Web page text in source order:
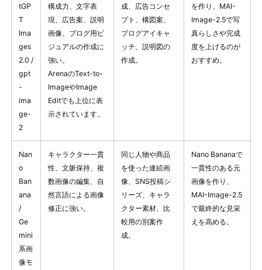
tGP
T
Ima
ges
2.0 /
gpt
-
ima
ge-
2
構成力、文字表
現、広告案、説明
画像、ブログ用ビ
ジュアルの作成に
強い。
ArenaのText-to-
ImageやImage
Editでも上位に表
示されています。
成、広告コンセ
プト、構図案、
ブログアイキャ
ッチ、説明図の
作成。
を作り、MAI-
Image-2.5で写
真らしさや完成
度を上げるのが
おすすめ。
Nan
o
Ban
ana
/
Ge
mini
系画
像モ
キャラクター一貫
性、文脈保持、複
数画像の編集、自
然言語による画像
修正に強い。
同じ人物や商品
を使った連続画
像、SNS投稿シ
リーズ、キャラ
クター素材、比
較用の別案作
成。
Nano Bananaで
一貫性のある元
画像を作り、
MAI-Image-2.5
で最終的な見栄
えを高める。